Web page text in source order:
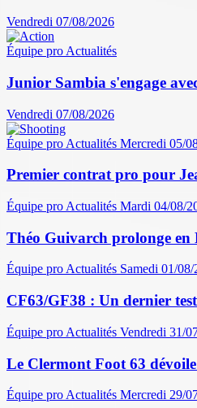
Vendredi 07/08/2026
Équipe pro Actualités
Junior Sambia s'engage
Vendredi 07/08/2026
Équipe pro Actualités Mercredi 05/
Premier contrat pro pour
Équipe pro Actualités Mardi 04/08/
Théo Guivarch prolonge en
Équipe pro Actualités Samedi 01/08/
CF63/GF38 : Un dernier
Équipe pro Actualités Vendredi 31/
Le Clermont Foot 63
Équipe pro Actualités Mercredi 29/